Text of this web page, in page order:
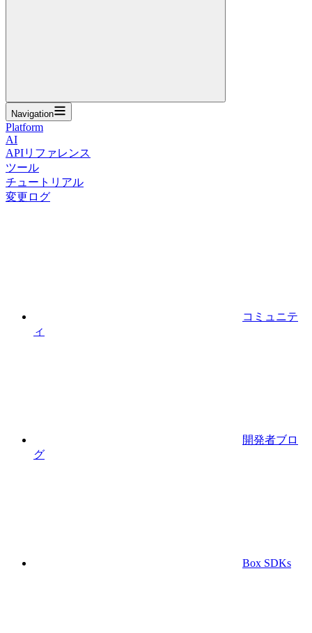
Navigation
Platform
AI
APIリファレンス
ツール
チュートリアル
変更ログ
コミュニテ
ィ
開発者ブロ
グ
Box SDKs